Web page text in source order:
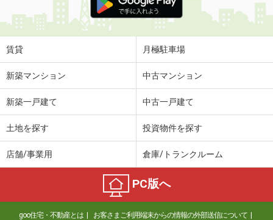
価 格
20万円
住 所
茨城県笠間市大渕
物件種別
495.55m²
茨城県桜川市鍬田
茨城県坂東市岩井
33万円
住 所
茨城県坂東市岩井
物件種別 貸地
賃貸 月極駐車場
新築マンション 中古マンション
新築一戸建て 中古一戸建て
土地を探す 投資物件を探す
店舗/事業用 倉庫/トランクルーム
PC版へ
goo住宅・不動産とは お客さまご利用端末からの情報の外部送信について